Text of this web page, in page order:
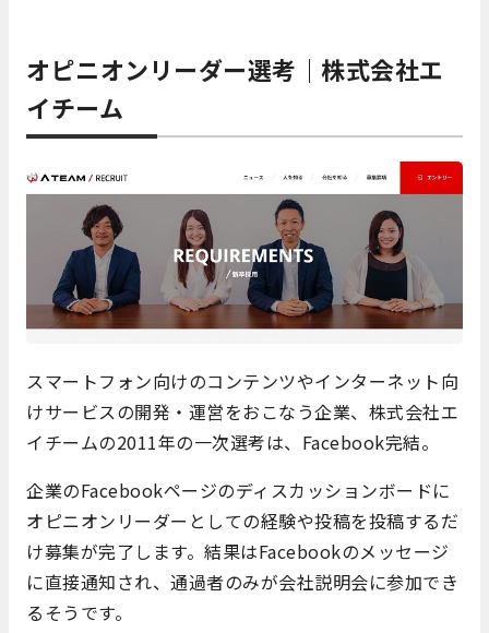
オピニオンリーダー選考｜株式会社エ
イチーム
スマートフォン向けのコンテンツやインターネット向
けサービスの開発・運営をおこなう企業、株式会社エ
イチームの2011年の一次選考は、Facebook完結。
企業のFacebookページのディスカッションボードに
オピニオンリーダーとしての経験や投稿を投稿するだ
け募集が完了します。結果はFacebookのメッセージ
に直接通知され、通過者のみが会社説明会に参加でき
るそうです。